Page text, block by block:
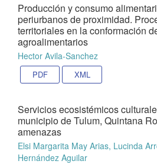
Producción y consumo
periurbanos de proximidad.
territoriales en la conformación
agroalimentarios
Hector Avila-Sanchez
PDF XML
Servicios ecosistémicos
municipio de Tulum, Quintana
amenazas
Elsi Margarita May Arias, Lucinda
Hernández Aguilar